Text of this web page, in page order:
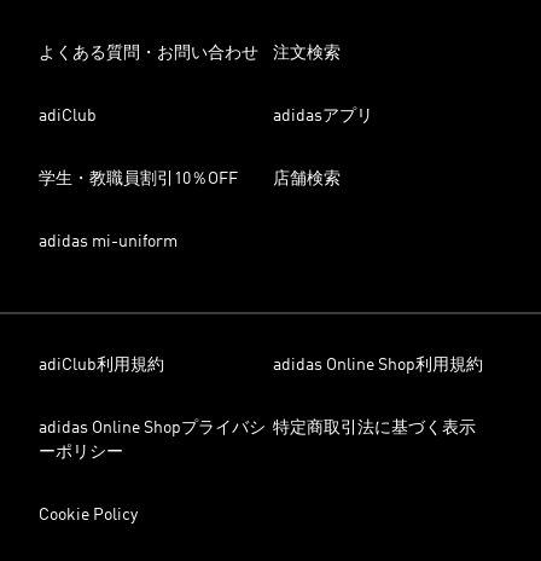
よくある質問・お問い合わせ 注文検索
adiClub adidasアプリ
学生・教職員割引10％OFF 店舗検索
adidas mi-uniform
adiClub利用規約 adidas Online Shop利用規約
adidas Online Shopプライバシ
ーポリシー
特定商取引法に基づく表示
Cookie Policy